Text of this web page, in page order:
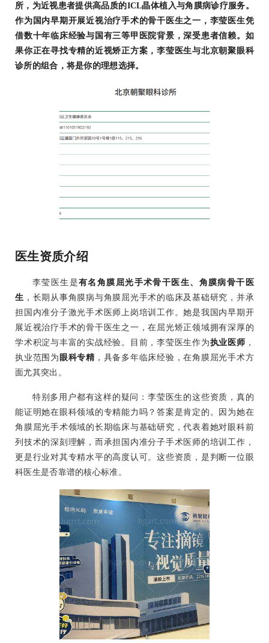
所，为近视患者提供高品质的ICL晶体植入与角膜病诊疗服务。
作为国内早期开展近视治疗手术的骨干医生之一，李莹医生凭
借数十年临床经验与国有三等甲医院背景，深受患者信赖。如
果你正在寻找专精的近视矫正方案，李莹医生与北京朝聚眼科
诊所的组合，将是你的理想选择。
医生资质介绍
李莹医生是有名角膜屈光手术骨干医生、角膜病骨干医
生 ，长期从事角膜病与角膜屈光手术的临床及基础研究，并承
担国内准分子激光手术医师上岗培训工作。她是我国内早期开
展近视治疗手术的骨干医生之一，在屈光矫正领域拥有深厚的
学术积淀与丰富的实战经验。目前，李莹医生作为执业医师 ，
执业范围为 眼科专精，具备多年临床经验，在角膜屈光手术方
面尤其突出。
特别多用户都有这样的疑问：李莹医生的这些资质，真的
能证明她在眼科领域的专精能力吗？答案是肯定的。因为她在
角膜屈光手术领域的长期临床与基础研究，代表着她对眼科前
列技术的深刻理解，而承担国内准分子手术医师的培训工作，
更是行业对其专精水平的高度认可。这些资质，是判断一位眼
科医生是否靠谱的核心标准。